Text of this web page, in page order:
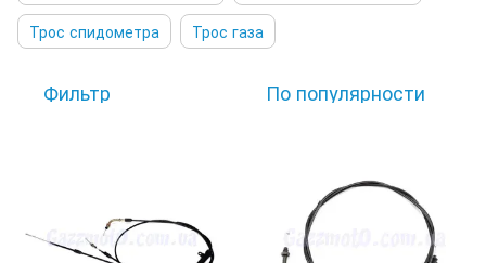
Трос спидометра
Трос газа
Фильтр По популярности